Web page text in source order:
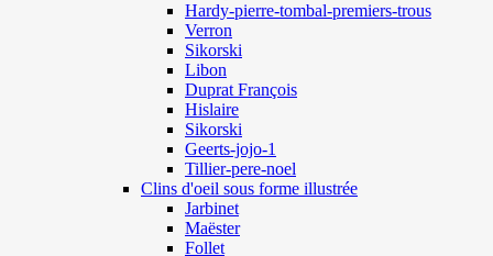
Hardy-pierre-tombal-premiers-trous
Verron
Sikorski
Libon
Duprat François
Hislaire
Sikorski
Geerts-jojo-1
Tillier-pere-noel
Clins d'oeil sous forme illustrée
Jarbinet
Maëster
Follet